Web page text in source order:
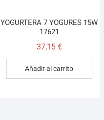
YOGURTERA 7 YOGURES 15W
17621
37,15 €
Añadir al carrito